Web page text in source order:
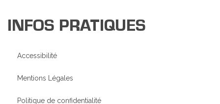
INFOS PRATIQUES
Accessibilité
Mentions Légales
Politique de confidentialité